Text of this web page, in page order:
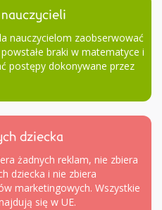
nauczycielom zaobserwować
braki w matematyce i
postępy dokonywane przez
dziecka
żadnych reklam, nie zbiera
dziecka i nie zbiera
marketingowych. Wszystkie
się w UE.